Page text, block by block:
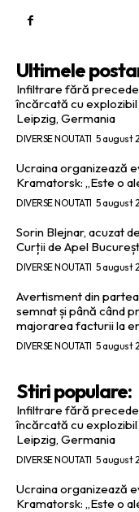
Ultimele
Infiltrare fără
încărcată cu
Leipzig, Germania
DIVERSE NOUTATI 5 august
Ucraina organizează
Kramatorsk: „Este o
DIVERSE NOUTATI 5 august
Sorin Blejnar, acuzat
Curții de Apel
DIVERSE NOUTATI 5 august
Avertisment din
semnat și până când
majorarea facturii la
DIVERSE NOUTATI 5 august
Stiri populare:
Infiltrare fără
încărcată cu
Leipzig, Germania
DIVERSE NOUTATI 5 august
Ucraina organizează
Kramatorsk: „Este o